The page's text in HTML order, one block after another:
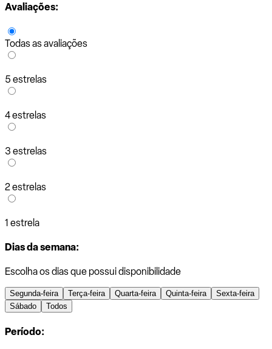
Avaliações:
Todas as avaliações
5 estrelas
4 estrelas
3 estrelas
2 estrelas
1 estrela
Dias da semana:
Escolha os dias que possui disponibilidade
Segunda-feira Terça-feira Quarta-feira Quinta-feira
Sexta-feira
Sábado
Todos
Período: